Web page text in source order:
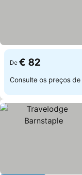
De € 82
Consulte os preços de